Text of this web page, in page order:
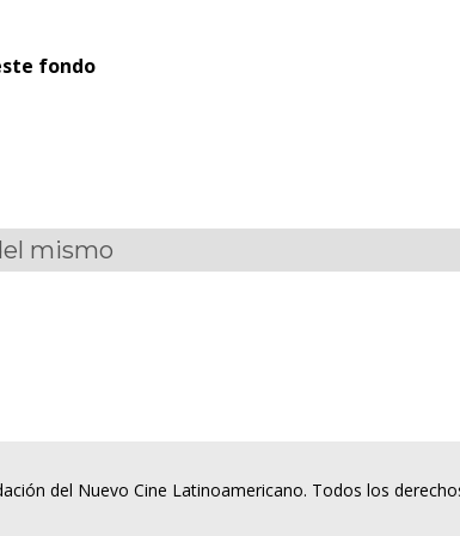
fondo
mismo
del Nuevo Cine Latinoamericano. Todos los